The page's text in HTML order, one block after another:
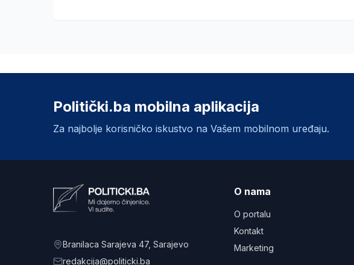
Politički.ba mobilna aplikacija
Za najbolje korisničko iskustvo na Vašem mobilnom uređaju.
Branilaca Sarajeva 47, Sarajevo
redakcija@politicki.ba
O nama
O portalu
Kontakt
Marketing